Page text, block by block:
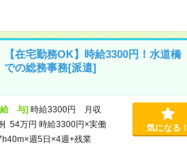
【在宅勤務OK】時給3300円！水道橋
での総務事務[派遣]
与]時給3300円 月収
54万円 時給3300円×実働
週5日×4週+残業
気になる！